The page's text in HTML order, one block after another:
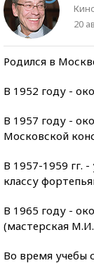
20
Родился в
В 1952 году -
В 1957 году -
Московской
В 1957-1959 гг.
классу
В 1965 году -
(мастерская
Во время учебы